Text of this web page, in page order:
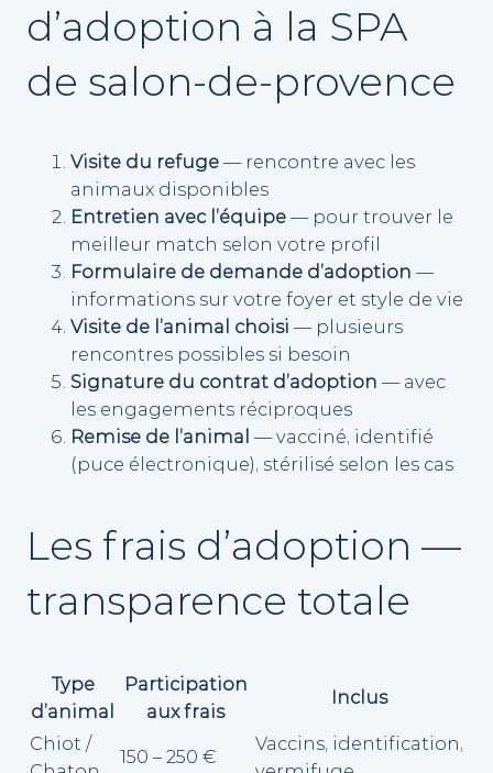
d’adoption à la SPA
de salon-de-provence
Visite du refuge — rencontre avec les
animaux disponibles
Entretien avec l’équipe — pour trouver le
meilleur match selon votre profil
Formulaire de demande d’adoption —
informations sur votre foyer et style de vie
Visite de l’animal choisi — plusieurs
rencontres possibles si besoin
Signature du contrat d’adoption — avec
les engagements réciproques
Remise de l’animal — vacciné, identifié
(puce électronique), stérilisé selon les cas
Les frais d’adoption —
transparence totale
Type
d’animal
Participation
aux frais
Inclus
Chiot /
150 – 250 €
Vaccins, identification,